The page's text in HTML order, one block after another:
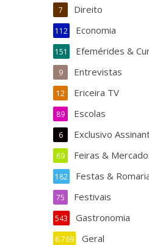
Direito
7
Economia
112
Efemérides &
151
Entrevistas
9
Ericeira TV
12
Escolas
89
Exclusivo
6
Feiras &
69
Festas &
182
Festivais
75
Gastronomia
543
Geral
6.769